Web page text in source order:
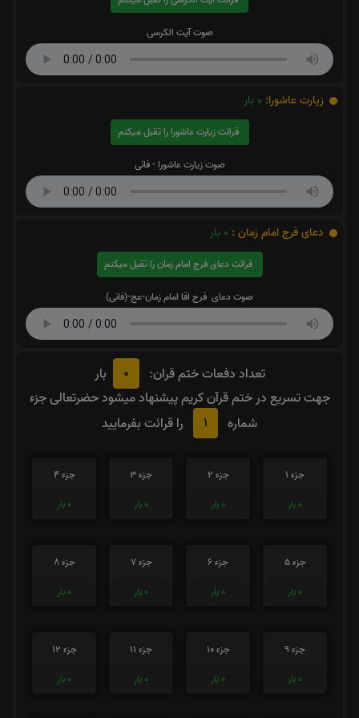
صوت آیت الکرسی
زیارت عاشورا: 0 بار
قرائت زیارت عاشورا را تقبل میکنم
صوت زیارت عاشورا - فانی
دعای فرج امام زمان : 0 بار
قرائت دعای فرج امام زمان را تقبل میکنم
صوت دعای فرج اقا امام زمان-عج-(فانی)
تعداد دفعات ختم قران: 0
بار
جهت تسریع در ختم قرآن کریم پیشنهاد میشود حضرتعالی جزء
شماره
1 را قرائت بفرمایید
جزء 1
0 بار
جزء 2
0 بار
جزء 3
0 بار
جزء 4
0 بار
جزء 5
0 بار
جزء 6
0 بار
جزء 7
0 بار
جزء 8
0 بار
جزء 9
0 بار
جزء 10
0 بار
جزء 11
0 بار
جزء 12
0 بار